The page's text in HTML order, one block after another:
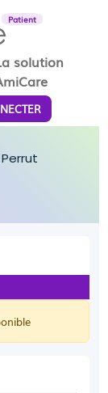
Patient
solution